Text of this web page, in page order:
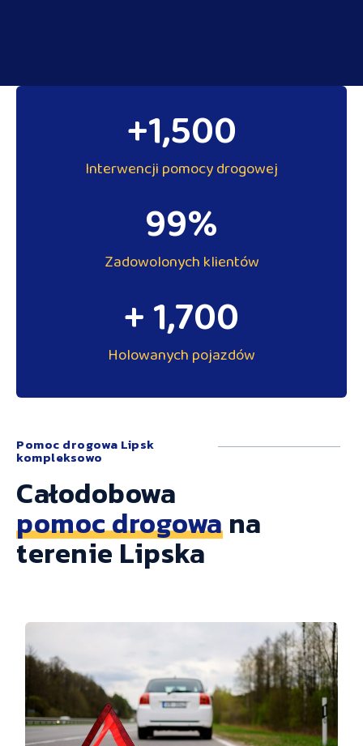
+1,500
Interwencji pomocy drogowej
99%
Zadowolonych klientów
+ 1,700
Holowanych pojazdów
Pomoc drogowa Lipsk
kompleksowo
Całodobowa
pomoc drogowana
terenie Lipska